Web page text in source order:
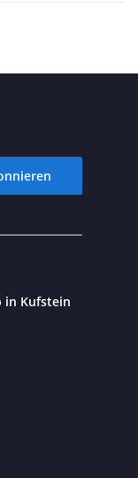
in Kufstein